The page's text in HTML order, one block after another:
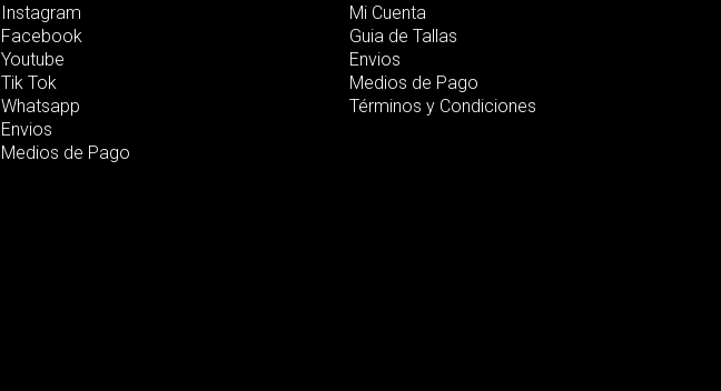
Instagram
Facebook
Youtube
Tik Tok
Whatsapp
Envios
Medios de Pago
Mi Cuenta
Guia de Tallas
Envios
Medios de Pago
Términos y Condiciones